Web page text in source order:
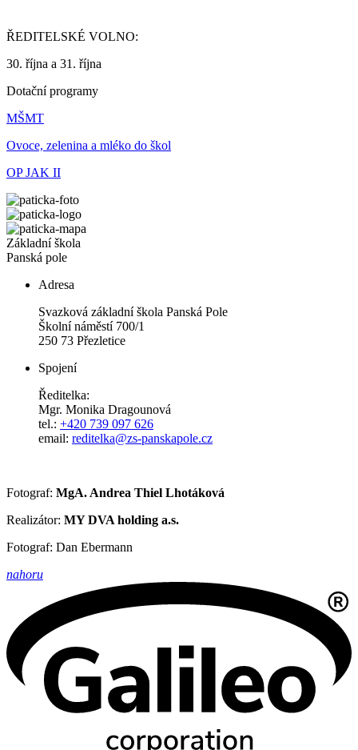
ŘEDITELSKÉ VOLNO:
30. října a 31. října
Dotační programy
MŠMT
Ovoce, zelenina a mléko do škol
OP JAK II
Základní škola
Panská pole
Adresa
Svazková základní škola Panská Pole
Školní náměstí 700/1
250 73 Přezletice
Spojení
Ředitelka:
Mgr. Monika Dragounová
tel.: +420 739 097 626
email: reditelka@zs-panskapole.cz
Fotograf: MgA. Andrea Thiel Lhotáková
Realizátor: MY DVA holding a.s.
Fotograf: Dan Ebermann
nahoru